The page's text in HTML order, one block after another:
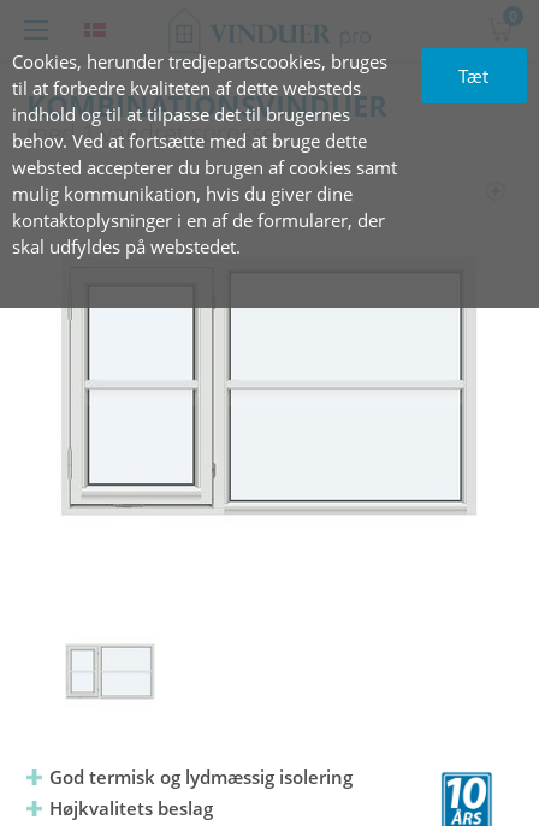
Cookies, herunder tredjepartscookies, bruges
til at forbedre kvaliteten af dette websteds
indhold og til at tilpasse det til brugernes
behov. Ved at fortsætte med at bruge dette
websted accepterer du brugen af cookies samt
mulig kommunikation, hvis du giver dine
kontaktoplysninger i en af de formularer, der
skal udfyldes på webstedet.
Tæt
0
KOMBINATIONSVINDUER
med‏‏‎ ‎1 vandret ‎sprosse
God termisk og lydmæssig isolering
Højkvalitets beslag